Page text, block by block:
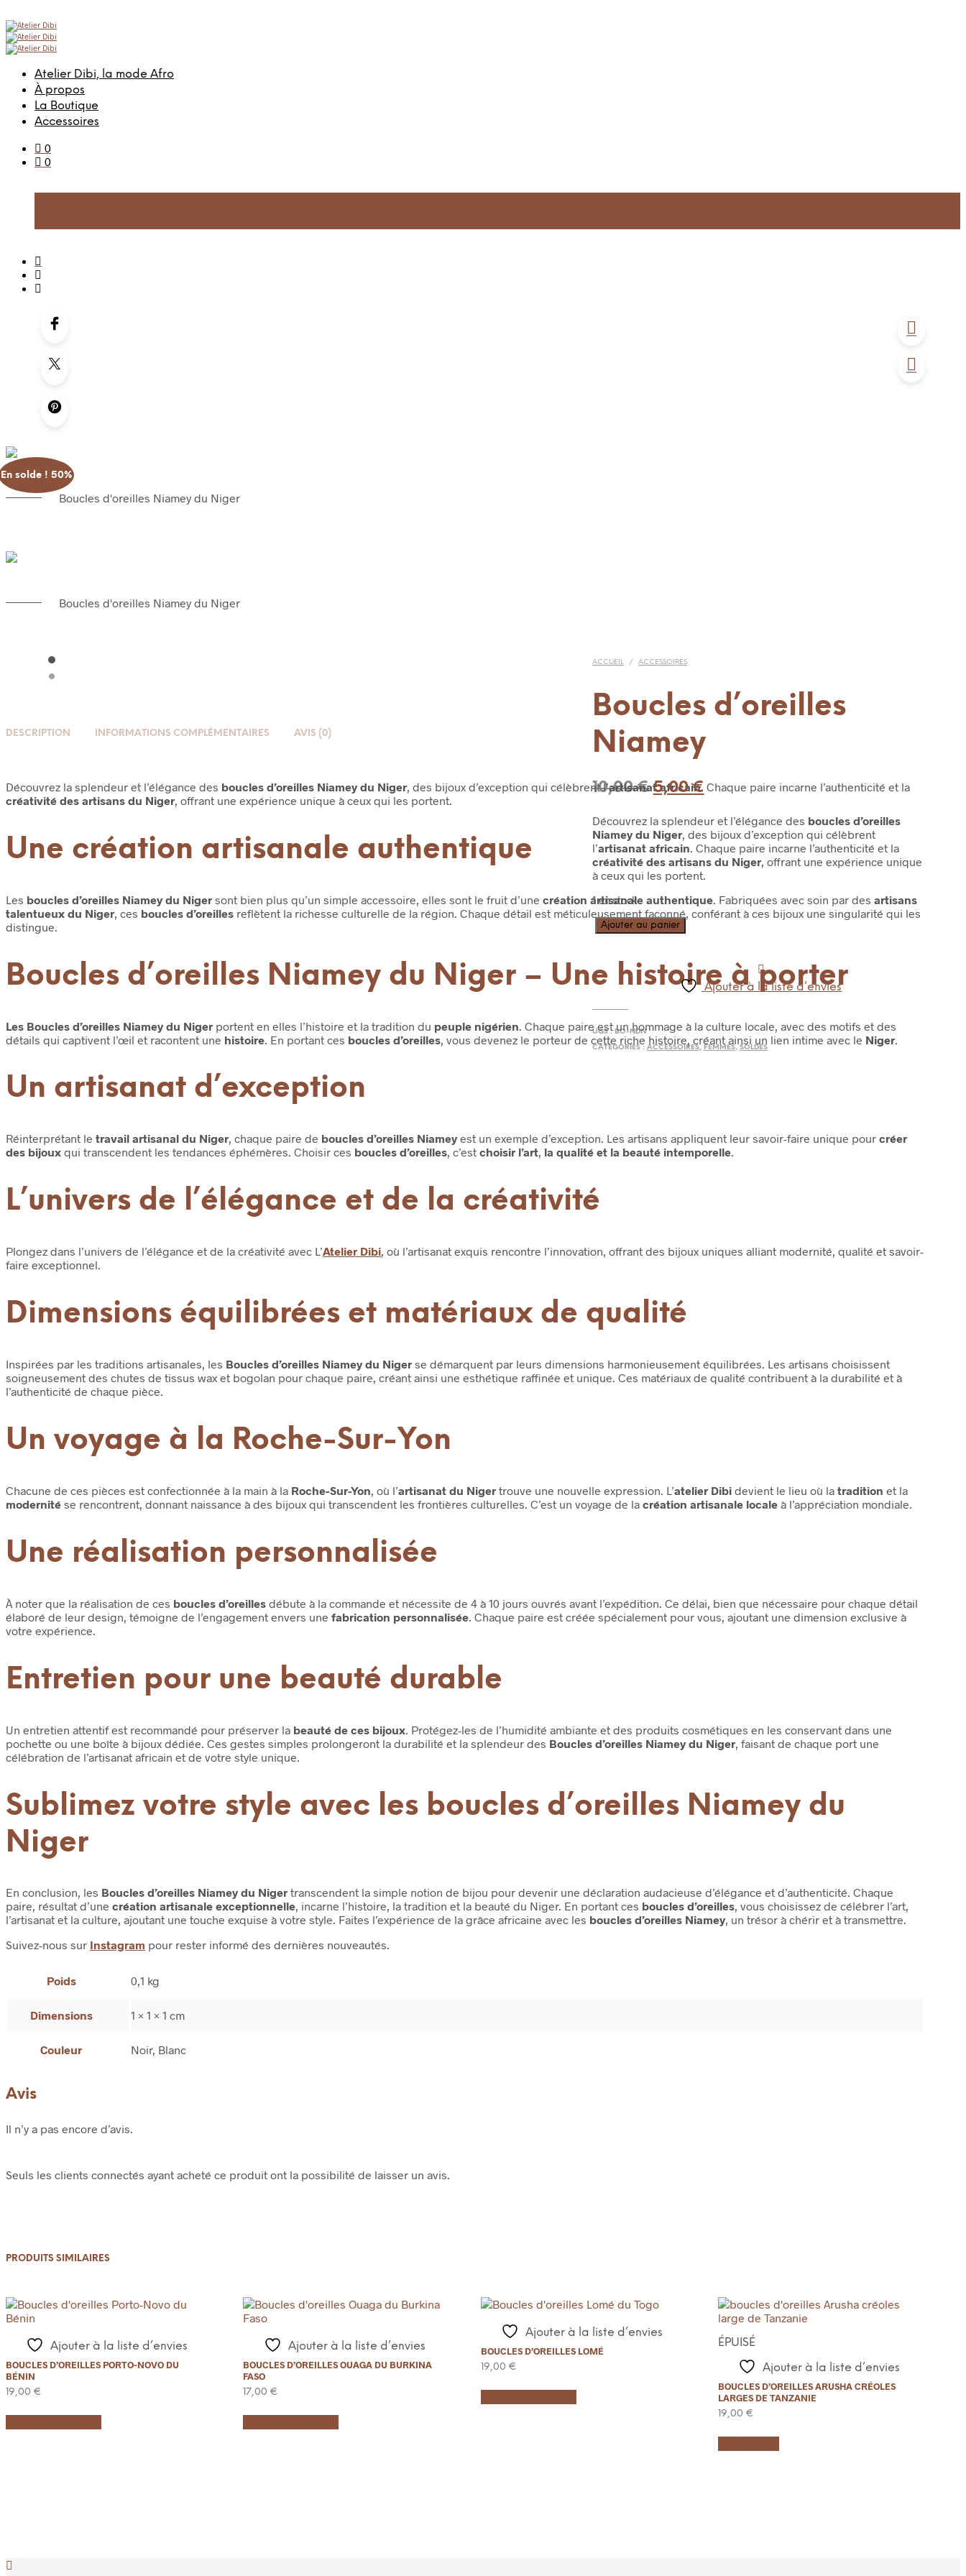
Atelier Dibi, la mode Afro
À propos
La Boutique
Accessoires
0
0
En solde ! 50%
Boucles d'oreilles Niamey du Niger
Boucles d'oreilles Niamey du Niger
ACCUEIL / ACCESSOIRES
Boucles d’oreilles
Niamey
10,00€ Le
initial
était :
10,00 €.
5,00€ Le
actuel
est :
5,00 €.
Découvrez la splendeur et l’élégance des boucles d’oreilles
Niamey du Niger, des bijoux d’exception qui célèbrent
l’artisanat africain. Chaque paire incarne l’authenticité et la
créativité des artisans du Niger, offrant une expérience unique
à ceux qui les portent.
1 en stock
quantité
de
d'oreilles
Niamey
Ajouter au panier
Ajouter à la liste d’envies
UGS : BO-NDN
CATÉGORIES : ACCESSOIRES, FEMMES, SOLDES
DESCRIPTION INFORMATIONS COMPLÉMENTAIRES AVIS (0)
Découvrez la splendeur et l’élégance des boucles d’oreilles Niamey du Niger, des bijoux d’exception qui célèbrent l’artisanat africain. Chaque paire incarne l’authenticité et la
créativité des artisans du Niger, offrant une expérience unique à ceux qui les portent.
Une création artisanale authentique
Les boucles d’oreilles Niamey du Niger sont bien plus qu’un simple accessoire, elles sont le fruit d’une création artisanale authentique . Fabriquées avec soin par des artisans
talentueux du Niger , ces boucles d’oreilles reflètent la richesse culturelle de la région. Chaque détail est méticuleusement façonné, conférant à ces bijoux une singularité qui les
distingue.
Boucles d’oreilles Niamey du Niger – Une histoire à porter
Les Boucles d’oreilles Niamey du Niger portent en elles l’histoire et la tradition du peuple nigérien . Chaque paire est un hommage à la culture locale, avec des motifs et des
détails qui captivent l’œil et racontent une histoire . En portant ces boucles d’oreilles , vous devenez le porteur de cette riche histoire, créant ainsi un lien intime avec le Niger
Un artisanat d’exception
Réinterprétant le travail artisanal du Niger, chaque paire de boucles d’oreilles Niameyest un exemple d’exception. Les artisans appliquent leur savoir-faire unique pour créer
des bijoux qui transcendent les tendances éphémères. Choisir ces boucles d’oreilles, c’est choisir l’art, la qualité et la beauté intemporelle.
L’univers de l’élégance et de la créativité
Plongez dans l’univers de l’élégance et de la créativité avec L’Atelier Dibi, où l’artisanat exquis rencontre l’innovation, offrant des bijoux uniques alliant modernité, qualité et savoir-
faire exceptionnel.
Dimensions équilibrées et matériaux de qualité
Inspirées par les traditions artisanales, les Boucles d’oreilles Niamey du Niger se démarquent par leurs dimensions harmonieusement équilibrées. Les artisans choisissent
soigneusement des chutes de tissus wax et bogolan pour chaque paire, créant ainsi une esthétique raffinée et unique. Ces matériaux de qualité contribuent à la durabilité et à
l’authenticité de chaque pièce.
Un voyage à la Roche-Sur-Yon
Chacune de ces pièces est confectionnée à la main à la Roche-Sur-Yon, où l’artisanat du Niger trouve une nouvelle expression. L’atelier Dibi devient le lieu où la tradition et la
modernité se rencontrent, donnant naissance à des bijoux qui transcendent les frontières culturelles. C’est un voyage de la création artisanale locale à l’appréciation mondiale.
Une réalisation personnalisée
À noter que la réalisation de ces boucles d’oreilles débute à la commande et nécessite de 4 à 10 jours ouvrés avant l’expédition. Ce délai, bien que nécessaire pour chaque détail
élaboré de leur design, témoigne de l’engagement envers une fabrication personnalisée . Chaque paire est créée spécialement pour vous, ajoutant une dimension exclusive à
votre expérience.
Entretien pour une beauté durable
Un entretien attentif est recommandé pour préserver la beauté de ces bijoux . Protégez-les de l’humidité ambiante et des produits cosmétiques en les conservant dans une
pochette ou une boîte à bijoux dédiée. Ces gestes simples prolongeront la durabilité et la splendeur des Boucles d’oreilles Niamey du Niger , faisant de chaque port une
célébration de l’artisanat africain et de votre style unique.
Sublimez votre style avec les boucles d’oreilles Niamey du
Niger
En conclusion, les Boucles d’oreilles Niamey du Niger transcendent la simple notion de bijou pour devenir une déclaration audacieuse d’élégance et d’authenticité. Chaque
paire, résultat d’une création artisanale exceptionnelle, incarne l’histoire, la tradition et la beauté du Niger. En portant ces boucles d’oreilles, vous choisissez de célébrer l’art,
l’artisanat et la culture, ajoutant une touche exquise à votre style. Faites l’expérience de la grâce africaine avec les boucles d’oreilles Niamey, un trésor à chérir et à transmettre.
Suivez-nous sur Instagram pour rester informé des dernières nouveautés.
Poids 0,1 kg
Dimensions 1 × 1 × 1 cm
Couleur Noir, Blanc
Avis
Il n’y a pas encore d’avis.
Seuls les clients connectés ayant acheté ce produit ont la possibilité de laisser un avis.
PRODUITS SIMILAIRES
Ajouter à la liste d’envies
BOUCLES D’OREILLES PORTO-NOVO DU
BÉNIN
19,00 €
Ajouter à la liste d’envies
BOUCLES D’OREILLES OUAGA DU BURKINA
FASO
17,00€
Ajouter à la liste d’envies
BOUCLES D’OREILLES LOMÉ
19,00 €
ÉPUISÉ
Ajouter à la liste d’envies
BOUCLES D’OREILLES ARUSHA CRÉOLES
LARGES DE TANZANIE
19,00€